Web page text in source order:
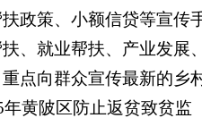
政策、小额信贷等宣传
、就业帮扶、产业发展
点向群众宣传最新的乡
年黄陂区防止返贫致贫监